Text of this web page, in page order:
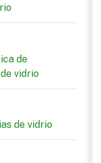
de
vidrio
de vidrio